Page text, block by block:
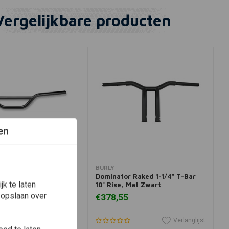
producten
BURLY
Dominator Raked 1-1/4" T-Bar
10" Rise, Mat Zwart
€378,55
Verlanglijst
te laten
over